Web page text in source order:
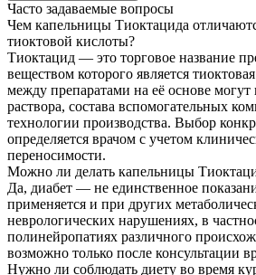
Часто задаваемые вопросы
Чем капельницы Тиоктацида
тиоктовой кислоты?
Тиоктацид — это торговое название
веществом которого является
между препаратами на её основе могут
раствора, состава вспомогательных
технологии производства. Выбор
определяется врачом с учетом
переносимости.
Можно ли делать капельницы
Да, диабет — не единственное
применяется и при других
неврологических нарушениях, в
полинейропатиях различного
возможно только после консультации
Нужно ли соблюдать диету во время